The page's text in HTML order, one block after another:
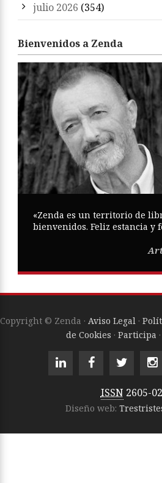
julio 2026 (354)
Bienvenidos a Zenda
«Zenda es un territorio de
bienvenidos. Feliz estancia y
Copyright © Zenda · Aviso Legal ·
de Cookies · Participa ·
ISSN 2605-
Diseño web: